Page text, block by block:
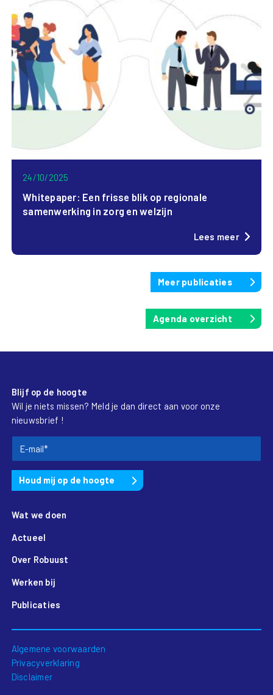
24/10/2025
Whitepaper: Een frisse blik op regionale
samenwerking in zorg en welzijn
Lees meer
Meer publicaties
Agenda overzicht
Blijf op de hoogte
Wil je niets missen? Meld je dan direct aan voor onze
nieuwsbrief !
Wat we doen
Actueel
Over Robuust
Werken bij
Publicaties
Algemene voorwaarden
Privacyverklaring
Disclaimer